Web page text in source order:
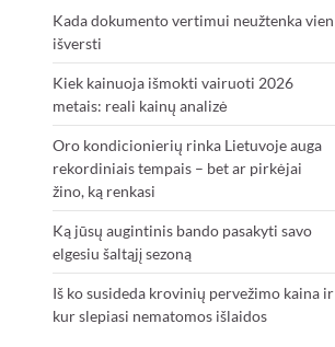
Kada dokumento vertimui neužtenka vien
išversti
Kiek kainuoja išmokti vairuoti 2026
metais: reali kainų analizė
Oro kondicionierių rinka Lietuvoje auga
rekordiniais tempais – bet ar pirkėjai
žino, ką renkasi
Ką jūsų augintinis bando pasakyti savo
elgesiu šaltąjį sezoną
Iš ko susideda krovinių pervežimo kaina ir
kur slepiasi nematomos išlaidos